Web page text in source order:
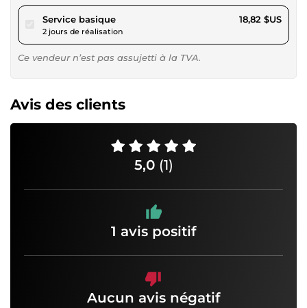
Service basiquepour 17,34 $US
2 jours de réalisation
18,82 $US
Ce vendeur n’est pas assujetti à la TVA.
Avis des clients
5,0 (1)
1 avis positif
Aucun avis négatif